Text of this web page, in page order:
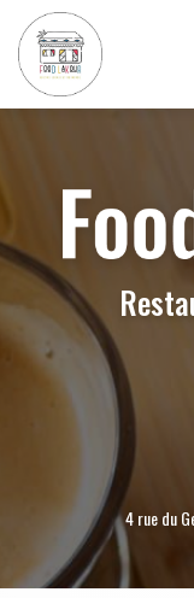
au
contenu
principal
4 rue du